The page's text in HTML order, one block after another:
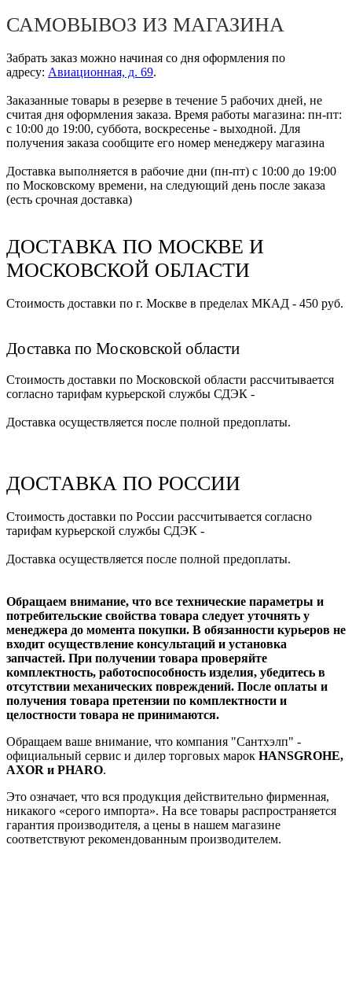
САМОВЫВОЗ ИЗ МАГАЗИНА
Забрать заказ можно начиная со дня оформления по
адресу: Авиационная, д. 69.
Заказанные товары в резерве в течение 5 рабочих дней, не
считая дня оформления заказа. Время работы магазина: пн-пт:
с 10:00 до 19:00, суббота, воскресенье - выходной. Для
получения заказа сообщите его номер менеджеру магазина
Доставка выполняется в рабочие дни (пн-пт) с 10:00 до 19:00
по Московскому времени, на следующий день после заказа
(есть срочная доставка)
ДОСТАВКА ПО МОСКВЕ И
МОСКОВСКОЙ ОБЛАСТИ
Стоимость доставки по г. Москве в пределах МКАД - 450 руб.
Доставка по Московской области
Стоимость доставки по Московской области рассчитывается
согласно тарифам курьерской службы СДЭК -
Доставка осуществляется после полной предоплаты.
ДОСТАВКА ПО РОССИИ
Стоимость доставки по России рассчитывается согласно
тарифам курьерской службы СДЭК -
Доставка осуществляется после полной предоплаты.
Обращаем внимание, что все технические параметры и
потребительские свойства товара следует уточнять у
менеджера до момента покупки. В обязанности курьеров не
входит осуществление консультаций и установка
запчастей. При получении товара проверяйте
комплектность, работоспособность изделия, убедитесь в
отсутствии механических повреждений. После оплаты и
получения товара претензии по комплектности и
целостности товара не принимаются.
Обращаем ваше внимание, что компания "Сантхэлп" -
официальный сервис и дилер торговых марок HANSGROHE,
AXOR и PHARO.
Это означает, что вся продукция действительно фирменная,
никакого «серого импорта». На все товары распространяется
гарантия производителя, а цены в нашем магазине
соответствуют рекомендованным производителем.